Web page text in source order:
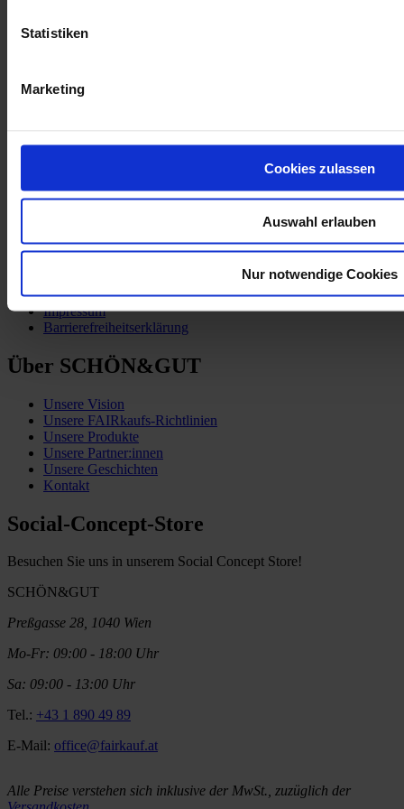
Statistiken
Marketing
Cookies zulassen
Auswahl erlauben
Nur notwendige Cookies
Kund:innen-Service
Zahlung & Versand
Datenschutzerklärung
Impressum
Barrierefreiheitserklärung
Über SCHÖN&GUT
Unsere Vision
Unsere FAIRkaufs-Richtlinien
Unsere Produkte
Unsere Partner:innen
Unsere Geschichten
Kontakt
Social-Concept-Store
Besuchen Sie uns in unserem Social Concept Store!
SCHÖN&GUT
Preßgasse 28, 1040 Wien
Mo-Fr: 09:00 - 18:00 Uhr
Sa: 09:00 - 13:00 Uhr
Tel.: +43 1 890 49 89
E-Mail: office@fairkauf.at
Alle Preise verstehen sich inklusive der MwSt., zuzüglich der